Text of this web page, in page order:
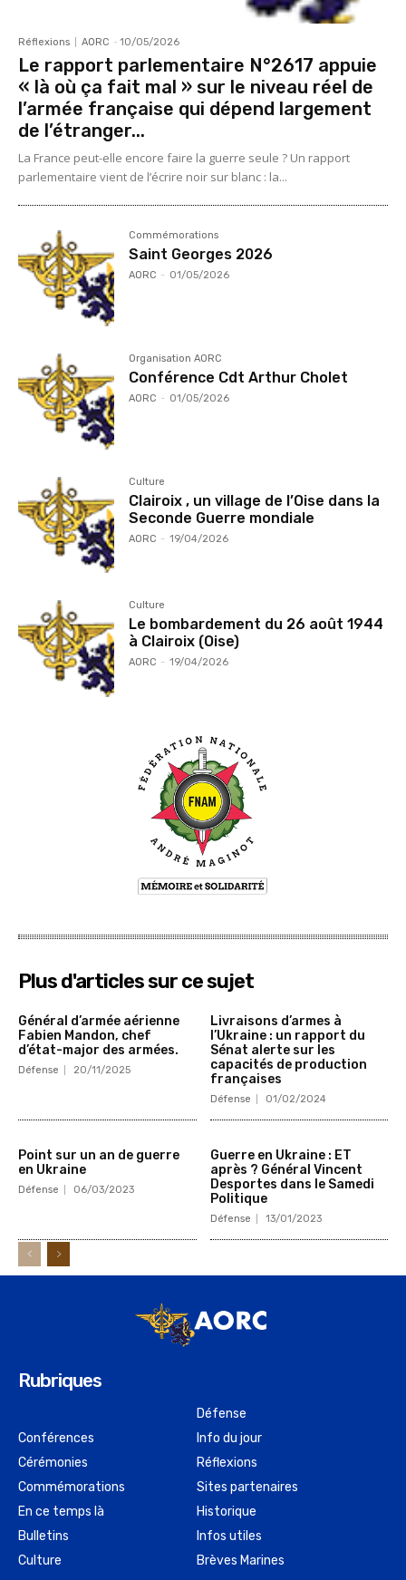
Réflexions AORC - 10/05/2026
Le rapport parlementaire N°2617 appuie
« là où ça fait mal » sur le niveau réel de
l’armée française qui dépend largement
de l’étranger...
La France peut-elle encore faire la guerre seule ? Un rapport
parlementaire vient de l’écrire noir sur blanc : la...
Commémorations
Saint Georges 2026
AORC - 01/05/2026
Organisation AORC
Conférence Cdt Arthur Cholet
AORC - 01/05/2026
Culture
Clairoix , un village de l’Oise dans la
Seconde Guerre mondiale
AORC - 19/04/2026
Culture
Le bombardement du 26 août 1944
à Clairoix (Oise)
AORC - 19/04/2026
Plus d'articles sur ce sujet
Général d’armée aérienne
Fabien Mandon, chef
d’état-major des armées.
Défense 20/11/2025
Livraisons d’armes à
l’Ukraine : un rapport du
Sénat alerte sur les
capacités de production
françaises
Défense 01/02/2024
Point sur un an de guerre
en Ukraine
Défense 06/03/2023
Guerre en Ukraine : ET
après ? Général Vincent
Desportes dans le Samedi
Politique
Défense 13/01/2023
Rubriques
Conférences
Cérémonies
Commémorations
En ce temps là
Bulletins
Culture
Défense
Info du jour
Réflexions
Sites partenaires
Historique
Infos utiles
Brèves Marines